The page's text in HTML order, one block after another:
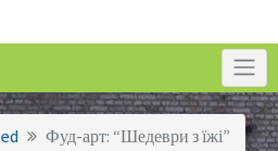
Фуд-арт: “Шедеври з їжі”